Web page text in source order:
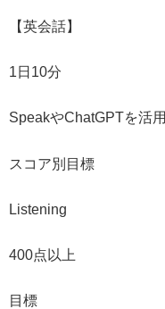
【英会話】
1日10分
SpeakやChatGPTを活用
スコア別目標
Listening
400点以上
目標